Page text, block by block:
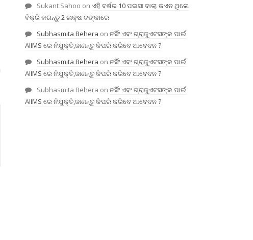
Sukant Sahoo on ଏହି ବର୍ଷର 10 ପଇସା ବାଲା କଏନ ଥିଲେ
ବିକ୍ରି କରନ୍ତୁ 2 ଲକ୍ଷ ଟଙ୍କାରେ
Subhasmita Behera on ନର୍ସିଂ ଏବଂ ଗ୍ରାଜୁଏଟସଙ୍କ ପାଇଁ
AIIMS ରେ ନିଯୁକ୍ତି,ଜାଣନ୍ତୁ କିପରି କରିବେ ଆବେଦନ ?
Subhasmita Behera on ନର୍ସିଂ ଏବଂ ଗ୍ରାଜୁଏଟସଙ୍କ ପାଇଁ
AIIMS ରେ ନିଯୁକ୍ତି,ଜାଣନ୍ତୁ କିପରି କରିବେ ଆବେଦନ ?
Subhasmita Behera on ନର୍ସିଂ ଏବଂ ଗ୍ରାଜୁଏଟସଙ୍କ ପାଇଁ
AIIMS ରେ ନିଯୁକ୍ତି,ଜାଣନ୍ତୁ କିପରି କରିବେ ଆବେଦନ ?